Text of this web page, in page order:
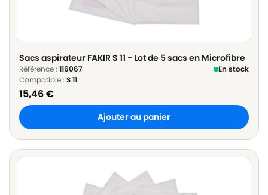
Sacs aspirateur FAKIR S 11 - Lot de 5 sacs en Microfibre
Référence : 116067
En stock
Compatible : S 11
15,46€
Ajouter au panier